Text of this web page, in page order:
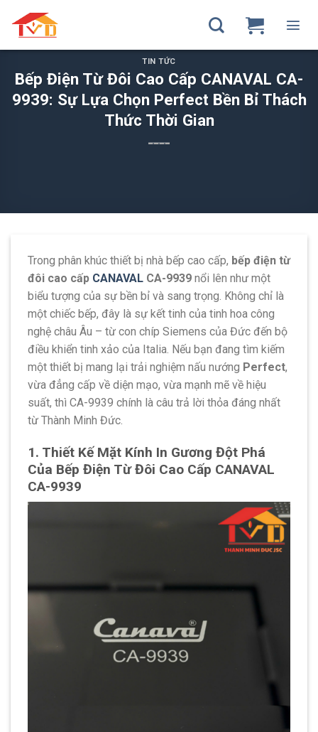
TIN TỨC
Bếp Điện Từ Đôi Cao Cấp CANAVAL CA-
9939: Sự Lựa Chọn Perfect Bền Bỉ Thách
Thức Thời Gian
Trong phân khúc thiết bị nhà bếp cao cấp, bếp điện từ
đôi cao cấp CANAVAL CA-9939 nổi lên như một
biểu tượng của sự bền bỉ và sang trọng. Không chỉ là
một chiếc bếp, đây là sự kết tinh của tinh hoa công
nghệ châu Âu – từ con chíp Siemens của Đức đến bộ
điều khiển tinh xảo của Italia. Nếu bạn đang tìm kiếm
một thiết bị mang lại trải nghiệm nấu nướng Perfect,
vừa đẳng cấp về diện mạo, vừa mạnh mẽ về hiệu
suất, thì CA-9939 chính là câu trả lời thỏa đáng nhất
từ Thành Minh Đức.
1. Thiết Kế Mặt Kính In Gương Đột Phá
Của Bếp Điện Từ Đôi Cao Cấp CANAVAL
CA-9939